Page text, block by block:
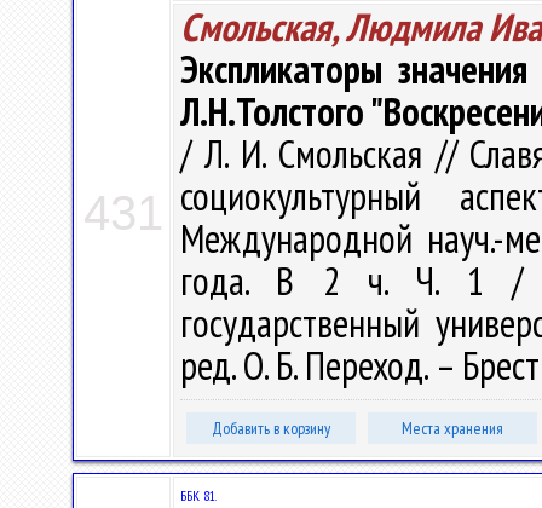
431
Смольская, Людмила
Экспликаторы
Л.Н.Толстого
/ Л. И. Смольская //
социокультурный
Международной науч.-
года. В 2 ч. Ч. 1 /
государственный
ред. О. Б. Переход. –
Добавить в корзину Места хранения
ББК 81.